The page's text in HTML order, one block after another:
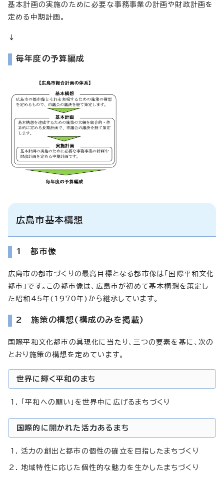
基本計画の実施のために必要な事務事業の計画や財政計画を
定める中期計画。
↓
毎年度の予算編成
広島市基本構想
1 都市像
広島市の都市づくりの最高目標となる都市像は「国際平和文化
都市」です。この都市像は、広島市が初めて基本構想を策定し
た昭和45年(1970年)から継承しています。
2 施策の構想(構成のみを掲載)
国際平和文化都市の具現化に当たり、三つの要素を基に、次の
とおり施策の構想を定めています。
世界に輝く平和のまち
「平和への願い」を世界中に広げるまちづくり
国際的に開かれた活力あるまち
活力の創出と都市の個性の確立を目指したまちづくり
地域特性に応じた個性的な魅力を生かしたまちづくり